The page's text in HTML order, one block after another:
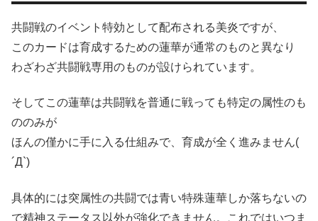
共闘戦のイベント特効として配布される美炎ですが、
このカードは育成するための蓮華が通常のものと異なり
わざわざ共闘戦専用のものが設けられています。
そしてこの蓮華は共闘戦を普通に戦っても特定の属性のも
ののみが
ほんの僅かに手に入る仕組みで、育成が全く進みません(
´Д`)
具体的には突属性の共闘では青い特殊蓮華しか落ちないの
で精神ステータス以外が強化できません。これではいつま